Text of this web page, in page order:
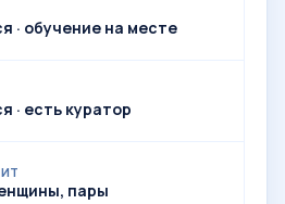
· обучение на месте
· есть куратор
пары